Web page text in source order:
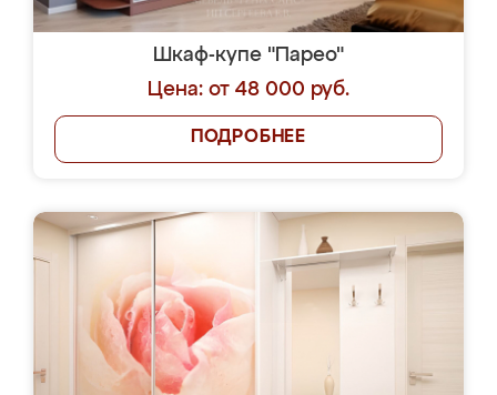
Шкаф-купе "Парео"
Цена: от 48 000 руб.
ПОДРОБНЕЕ